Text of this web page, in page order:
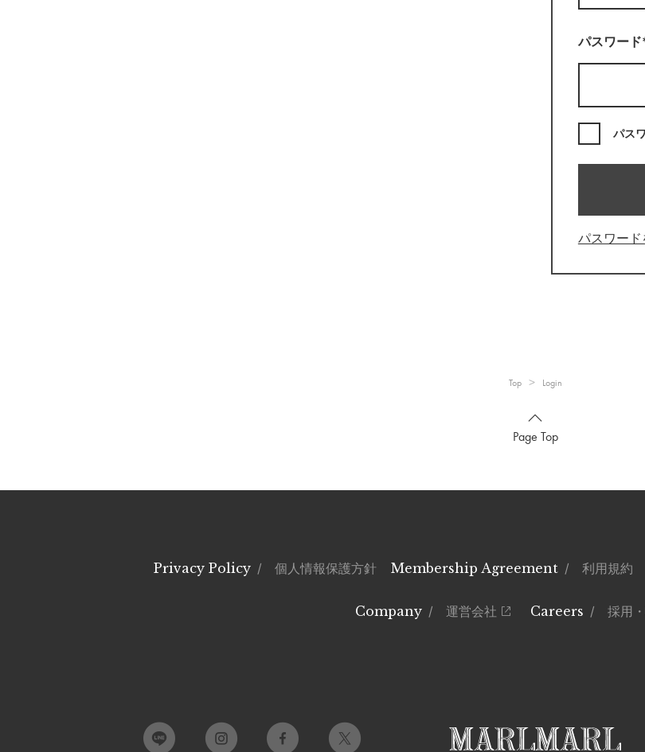
パスワー
パス
パスワー
Top Login
Page Top
Privacy Policy / 個人情報保護方針 Membership Agreement / 利用規約
Company / 運営会社 Careers / 採用・